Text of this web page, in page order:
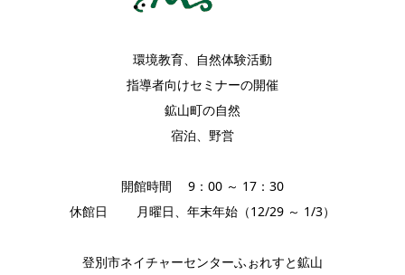
環境教育、自然体験活動
指導者向けセミナーの開催
鉱山町の自然
宿泊、野営
開館時間 9：00 ～ 17：30
休館日 月曜日、年末年始（12/29 ～ 1/3）
登別市ネイチャーセンターふぉれすと鉱山